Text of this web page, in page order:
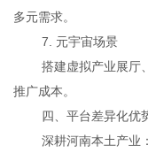
多元需求。
7. 元宇宙场景
搭建虚拟产业展厅
推广成本。
四、平台差异化优
深耕河南本土产业